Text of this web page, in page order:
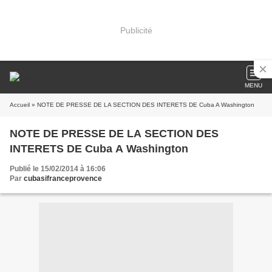
Publicité
MENU
Accueil » NOTE DE PRESSE DE LA SECTION DES INTERETS DE Cuba A Washington
NOTE DE PRESSE DE LA SECTION DES
INTERETS DE Cuba A Washington
Publié le 15/02/2014 à 16:06
Par cubasifranceprovence